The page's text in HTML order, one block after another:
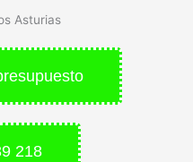
218